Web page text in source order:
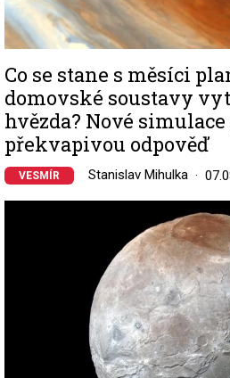
Co se stane s měsíci
domovské soustavy
hvězda? Nové
překvapivou odpověď
VESMÍR Stanislav Mihulka